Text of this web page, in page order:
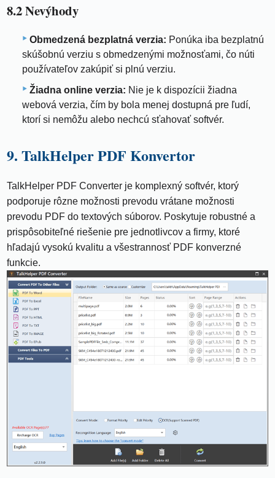
8.2 Nevýhody
Obmedzená bezplatná verzia: Ponúka iba bezplatnú
skúšobnú verziu s obmedzenými možnosťami, čo núti
používateľov zakúpiť si plnú verziu.
Žiadna online verzia: Nie je k dispozícii žiadna
webová verzia, čím by bola menej dostupná pre ľudí,
ktorí si nemôžu alebo nechcú sťahovať softvér.
9. TalkHelper PDF Konvertor
TalkHelper PDF Converter je komplexný softvér, ktorý
podporuje rôzne možnosti prevodu vrátane možnosti
prevodu PDF do textových súborov. Poskytuje robustné a
prispôsobiteľné riešenie pre jednotlivcov a firmy, ktoré
hľadajú vysokú kvalitu a všestrannosť PDF konverzné
funkcie.